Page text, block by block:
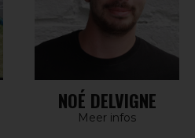
NOÉ DELVIGNE
Meer infos